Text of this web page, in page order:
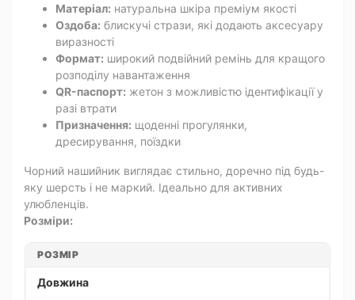
Матеріал: натуральна шкіра преміум якості
Оздоба: блискучі стрази, які додають аксесуару
виразності
Формат: широкий подвійний ремінь для кращого
розподілу навантаження
QR-паспорт: жетон з можливістю ідентифікації у
разі втрати
Призначення: щоденні прогулянки,
дресирування, поїздки
Чорний нашийник виглядає стильно, доречно під будь-
яку шерсть і не маркий. Ідеально для активних
улюбленців.
Розміри:
РОЗМІР
Довжина